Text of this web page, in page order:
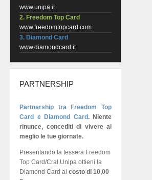
www.unipa.it
2. Freedom Top Card
www.freedomtopcard.com
3. Diamond Card
www.diamondcard.it
PARTNERSHIP
Partnership tra Freedom Top
Card e Diamond Card. Niente
rinunce, concediti di vivere al
meglio le tue giornate.
Presentando la tessera Freedom
Top Card/Cral Unipa ottieni la
Diamond Card al costo di 10,00